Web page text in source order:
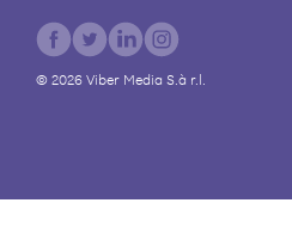
© 2026Viber Media S.à r.l.